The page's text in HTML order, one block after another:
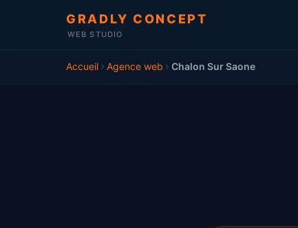
GRADLY CONCEPT
WEB STUDIO
Accueil Agence web Chalon Sur Saone